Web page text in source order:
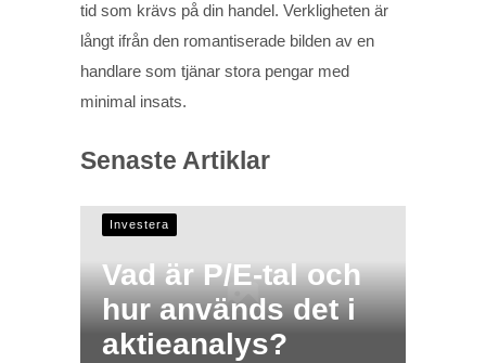
tid som krävs på din handel. Verkligheten är
långt ifrån den romantiserade bilden av en
handlare som tjänar stora pengar med
minimal insats.
Senaste Artiklar
Investera
Vad är P/E-tal och
hur används det i
aktieanalys?